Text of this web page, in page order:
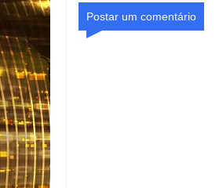
Postar um comentário